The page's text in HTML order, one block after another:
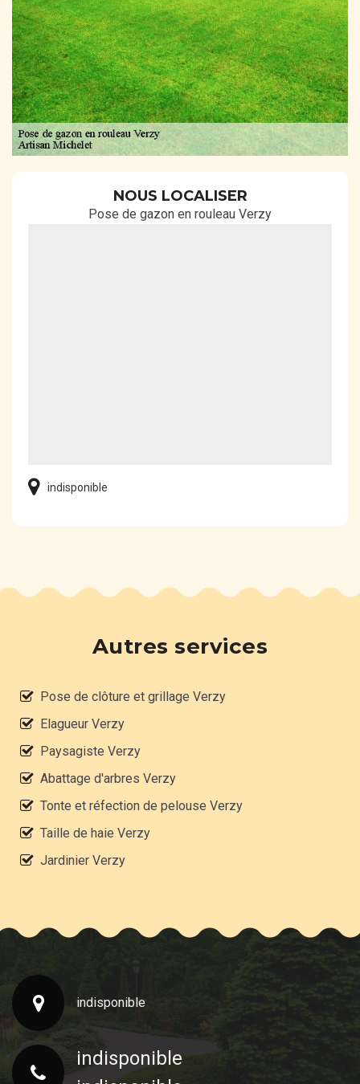
NOUS LOCALISER
Pose de gazon en rouleau Verzy
indisponible
Autres services
Pose de clôture et grillage Verzy
Elagueur Verzy
Paysagiste Verzy
Abattage d'arbres Verzy
Tonte et réfection de pelouse Verzy
Taille de haie Verzy
Jardinier Verzy
indisponible
indisponible